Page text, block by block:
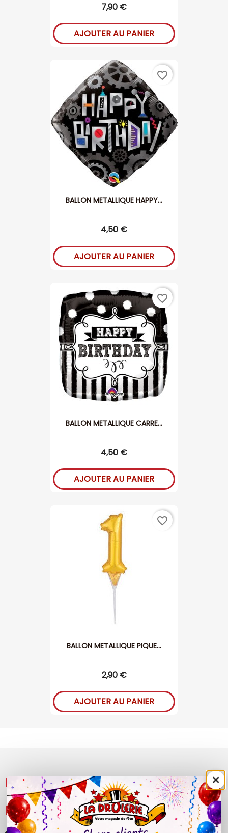
7,90 €
AJOUTER AU PANIER
BALLON METALLIQUE HAPPY...
4,50 €
AJOUTER AU PANIER
favorite_border
BALLON METALLIQUE CARRE...
4,50 €
AJOUTER AU PANIER
favorite_border
BALLON METALLIQUE PIQUE...
2,90 €
AJOUTER AU PANIER
favorite_border
NOS PRODUITS 
LÉGAL 
×